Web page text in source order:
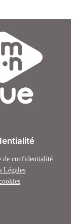
de confidentialité
Légales